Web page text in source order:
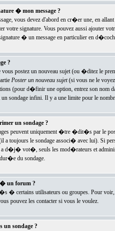
� mon message ?
vous devez d'abord en cr�er une, en
votre signature. Vous pouvez aussi ajouter
� un message en particulier en
?
postez un nouveau sujet (ou �ditez le
Poster un nouveau sujet(si vous ne le voyez
(pour d�finir une option, entrez son nom
un sondage infini. Il y a une limite pour le
un sondage ?
peuvent uniquement �tre �dit�s par le
a toujours le sondage associ� avec lui). Si
a d�j� vot�, seuls les mod�rateurs et
du sondage.
un forum ?
� certains utilisateurs ou groupes. Pour
pouvez les contacter si vous le voulez.
un sondage ?